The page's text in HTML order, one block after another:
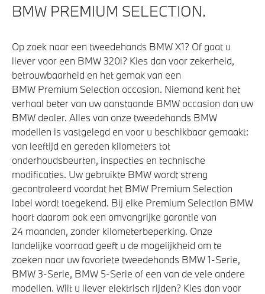
BMW PREMIUM SELECTION.
Op zoek naar een tweedehands BMW X1? Of gaat u
liever voor een BMW 320i? Kies dan voor zekerheid,
betrouwbaarheid en het gemak van een
BMW Premium Selection occasion. Niemand kent het
verhaal beter van uw aanstaande BMW occasion dan uw
BMW dealer. Alles van onze tweedehands BMW
modellen is vastgelegd en voor u beschikbaar gemaakt:
van leeftijd en gereden kilometers tot
onderhoudsbeurten, inspecties en technische
modificaties. Uw gebruikte BMW wordt streng
gecontroleerd voordat het BMW Premium Selection
label wordt toegekend. Bij elke Premium Selection BMW
hoort daarom ook een omvangrijke garantie van
24 maanden, zonder kilometerbeperking. Onze
landelijke voorraad geeft u de mogelijkheid om te
zoeken naar uw favoriete tweedehands BMW 1-Serie,
BMW 3-Serie, BMW 5-Serie of een van de vele andere
modellen. Wilt u liever elektrisch rijden? Kies dan voor